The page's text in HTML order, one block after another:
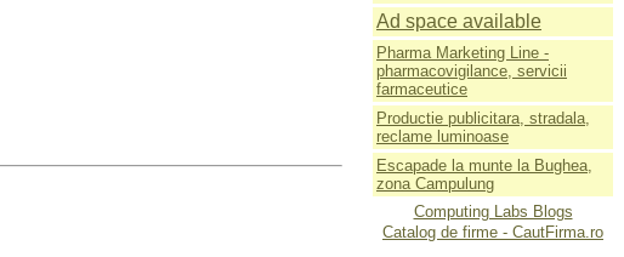
Ad space available
Pharma Marketing Line -
pharmacovigilance, servicii
farmaceutice
Productie publicitara, stradala,
reclame luminoase
Escapade la munte la Bughea,
zona Campulung
Computing Labs Blogs
Catalog de firme - CautFirma.ro